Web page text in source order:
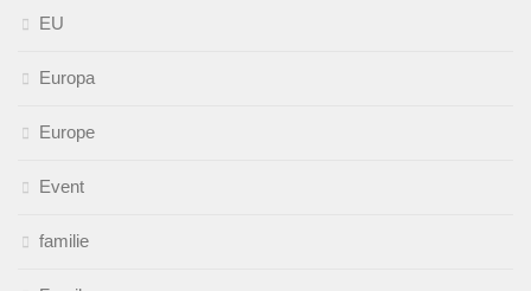
EU
Europa
Europe
Event
familie